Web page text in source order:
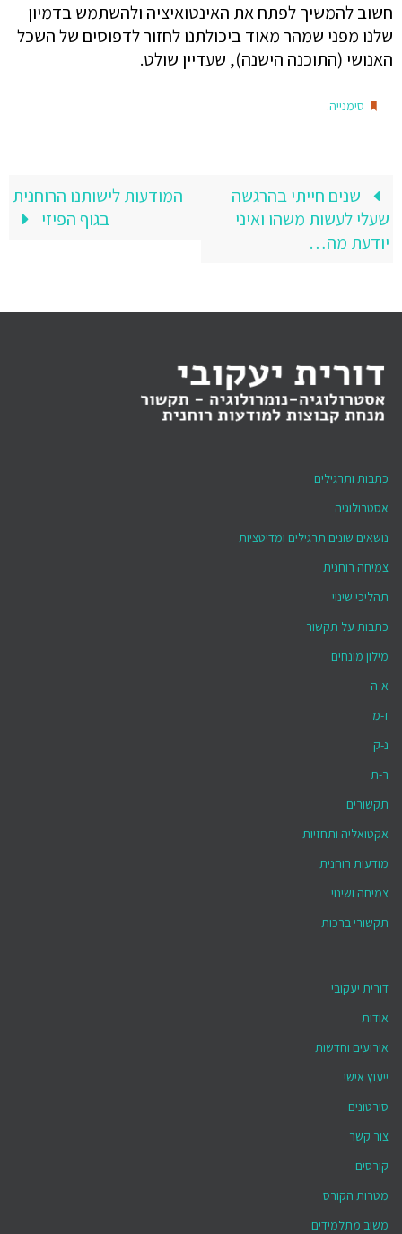
חשוב להמשיך לפתח את האינטואיציה ולהשתמש בדמיון
שלנו מפני שמהר מאוד ביכולתנו לחזור לדפוסים של השכל
האנושי (התוכנה הישנה), שעדיין שולט.
סימנייה.
שנים חייתי בהרגשה
שעלי לעשות משהו ואיני
יודעת מה…
המודעות לישותנו הרוחנית
בגוף הפיזי
כתבות ותרגילים
אסטרולוגיה
נושאים שונים תרגילים ומדיטציות
צמיחה רוחנית
תהליכי שינוי
כתבות על תקשור
מילון מונחים
א-ה
ז-מ
נ-ק
ר-ת
תקשורים
אקטואליה ותחזיות
מודעות רוחנית
צמיחה ושינוי
תקשורי ברכות
דורית יעקובי
אודות
אירועים וחדשות
ייעוץ אישי
סירטונים
צור קשר
קורסים
מטרות הקורס
משוב מתלמידים